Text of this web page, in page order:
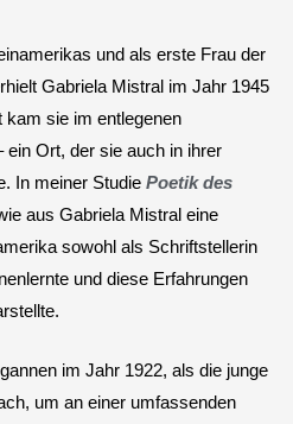
und als erste Frau der
Gabriela Mistral im Jahr 1945
kam sie im entlegenen
ein Ort, der sie auch in ihrer
In meiner Studie Poetik des
aus Gabriela Mistral eine
sowohl als Schriftstellerin
und diese Erfahrungen
im Jahr 1922, als die junge
um an einer umfassenden